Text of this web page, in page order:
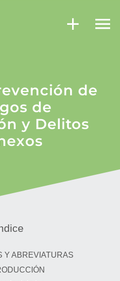
de
de
y Delitos
Y ABREVIATURAS